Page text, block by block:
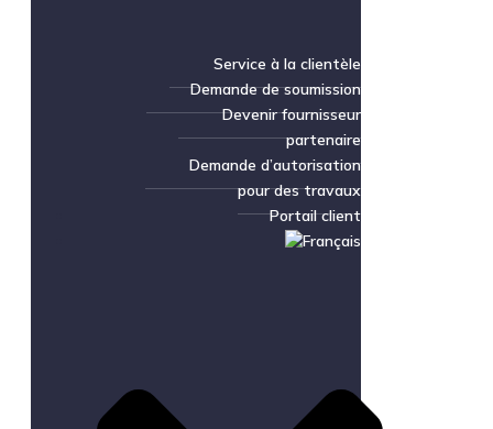
Service à la clientèle
Demande de soumission
Devenir fournisseur
partenaire
Demande d’autorisation
pour des travaux
Portail client